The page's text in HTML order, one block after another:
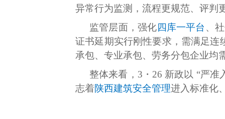
异常行为监测，流程更规范、评判
监管层面，强化四库一平台 、
证书延期实行刚性要求，需满足连
承包、专业承包、劳务分包企业均
整体来看，3・26 新政以 “严
志着陕西建筑安全管理进入标准化